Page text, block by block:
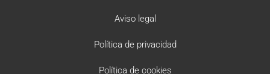
Aviso legal
Política de privacidad
Política de cookies